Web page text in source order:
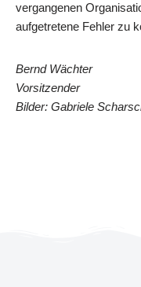
vergangenen
aufgetretene Fehler zu
Bernd Wächter
Vorsitzender
Bilder: Gabriele